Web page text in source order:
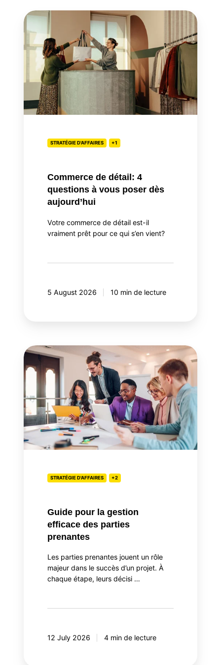
Commerce
de
détail:
4
questions
vous
poser
dès
STRATÉGIE D'AFFAIRES +1
Commerce de détail: 4
questions à vous poser dès
aujourd’hui
Votre commerce de détail est-il
vraiment prêt pour ce qui s’en vient?
5 August 2026 10 min de lecture
Guide
pour
la
gestion
efficace
des
parties
prenantes
STRATÉGIE D'AFFAIRES +2
Guide pour la gestion
efficace des parties
prenantes
Les parties prenantes jouent un rôle
majeur dans le succès d’un projet. À
chaque étape, leurs décisi …
12 July 2026 4 min de lecture